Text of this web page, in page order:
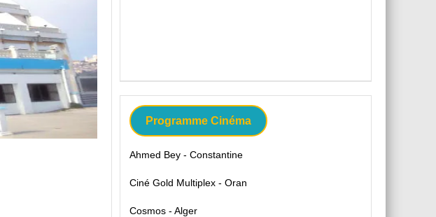
Programme Cinéma
Ahmed Bey - Constantine
Ciné Gold Multiplex - Oran
Cosmos - Alger